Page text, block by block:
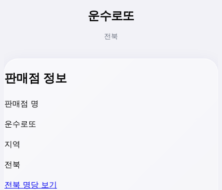
운수로또
전북
판매점 정보
판매점 명
운수로또
지역
전북
전북 명당 보기